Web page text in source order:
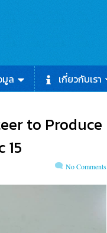
มูล เกี่ยวกับเรา
to Produce
No Comments